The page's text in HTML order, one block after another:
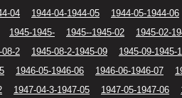
04 1944-04-1944-05 1944-05-1944-06
1945-1945- 1945--1945-02 1945-02-
08-2 1945-08-2-1945-09 1945-09-1945-1
1946-05-1946-06 1946-06-1946-07
1947-04-3-1947-05 1947-05-1947-06